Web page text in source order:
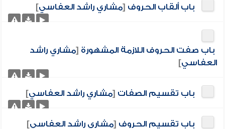
باب ألقاب الحروف [مشاري راشد العفاسي]
باب صفت الحروف اللازمة المشهورة [مشاري راشد
العفاسي]
باب تقسيم الصفات [مشاري راشد العفاسي]
باب تقسيم الحروف [مشاري راشد العفاسي]